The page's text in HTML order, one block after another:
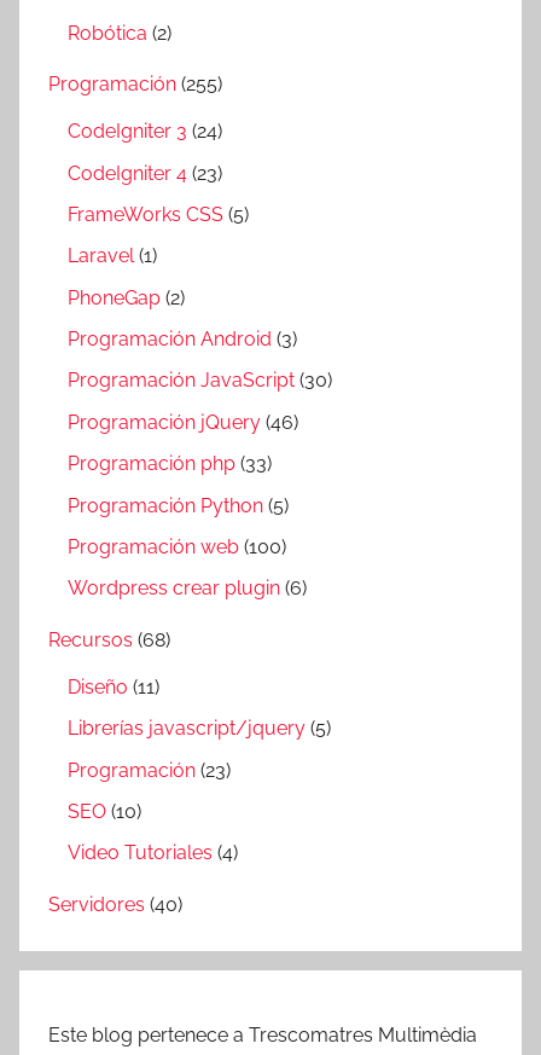
Robótica (2)
Programación (255)
CodeIgniter 3 (24)
CodeIgniter 4 (23)
FrameWorks CSS (5)
Laravel(1)
PhoneGap (2)
Programación Android (3)
Programación JavaScript (30)
Programación jQuery (46)
Programación php (33)
Programación Python (5)
Programación web (100)
Wordpress crear plugin (6)
Recursos (68)
Diseño (11)
Librerías javascript/jquery (5)
Programación (23)
SEO (10)
Video Tutoriales (4)
Servidores (40)
Este blog pertenece a Trescomatres Multimèdia